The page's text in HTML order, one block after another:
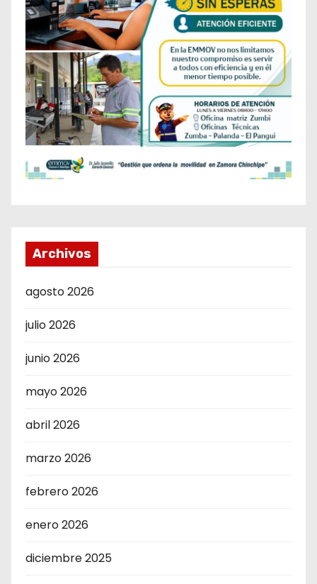
Archivos
agosto 2026
julio 2026
junio 2026
mayo 2026
abril 2026
marzo 2026
febrero 2026
enero 2026
diciembre 2025